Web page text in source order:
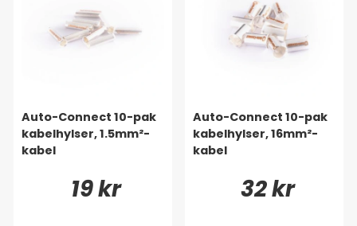
Auto-Connect 10-pak
kabelhylser, 1.5mm²-
kabel
19 kr
Auto-Connect 10-pak
kabelhylser, 16mm²-
kabel
32 kr